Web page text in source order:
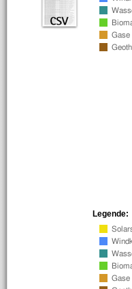
Legende: